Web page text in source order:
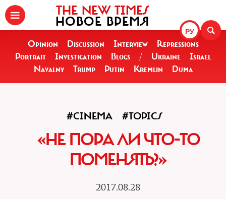
РУ
THE NEW TIMES
НОВОЕ ВРЕМЯ
Opinion Discussion Interview
Repressions
Portrait
Investigation Blogs / Ukraine
Israel
Navalny
Trump Putin Kremlin Duma
#CINEMA #TOPICS
«НЕ ПОРА ЛИ ЧТО-ТО
ПОМЕНЯТЬ?»
2017.08.28